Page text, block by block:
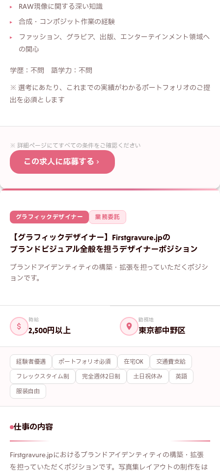
RAW現像に関する深い知識
合成・コンポジット作業の経験
ファッション、グラビア、出版、エンターテインメント領域へ
の関心
学歴：不問 語学力：不問
※ 選考にあたり、これまでの実績がわかるポートフォリオのご提
出を必須とします
※ 詳細ページにてすべての条件をご確認ください
この求人に応募する
応募フォーム —フォトレタッチャー
フリガナ 必須
自己PR・志望動機
ポートフォリオ・職務経歴書
グラフィックデザイナー 業務委託
【グラフィックデザイナー】Firstgravure.jpの
ブランドビジュアル全般を担うデザイナーポジション
ブランドアイデンティティの構築・拡張を担っていただくポジシ
ョンです。
時給
2,500円以上
勤務地
東京都中野区
経験者優遇 ポートフォリオ必須 在宅OK 交通費支給
フレックスタイム制 完全週休2日制 土日祝休み 英語
服装自由
仕事の内容
Firstgravure.jpにおけるブランドアイデンティティの構築・拡張
を担っていただくポジションです。写真集レイアウトの制作をは